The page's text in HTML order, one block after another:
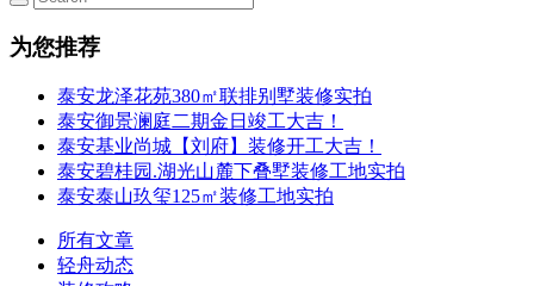
为您推荐
泰安龙泽花苑380㎡联排别墅装修实拍
泰安御景澜庭二期金日竣工大吉！
泰安基业尚城【刘府】装修开工大吉！
泰安碧桂园.湖光山麓下叠墅装修工地实拍
泰安泰山玖玺125㎡装修工地实拍
所有文章
轻舟动态